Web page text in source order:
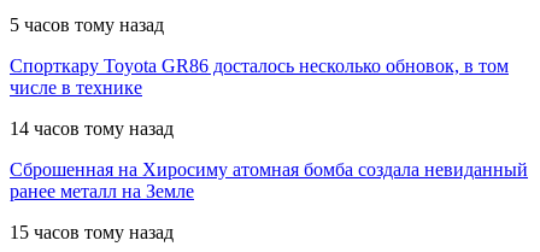
5 часов тому назад
Спорткару Toyota GR86 досталось несколько обновок, в том
числе в технике
14 часов тому назад
Сброшенная на Хиросиму атомная бомба создала невиданный
ранее металл на Земле
15 часов тому назад